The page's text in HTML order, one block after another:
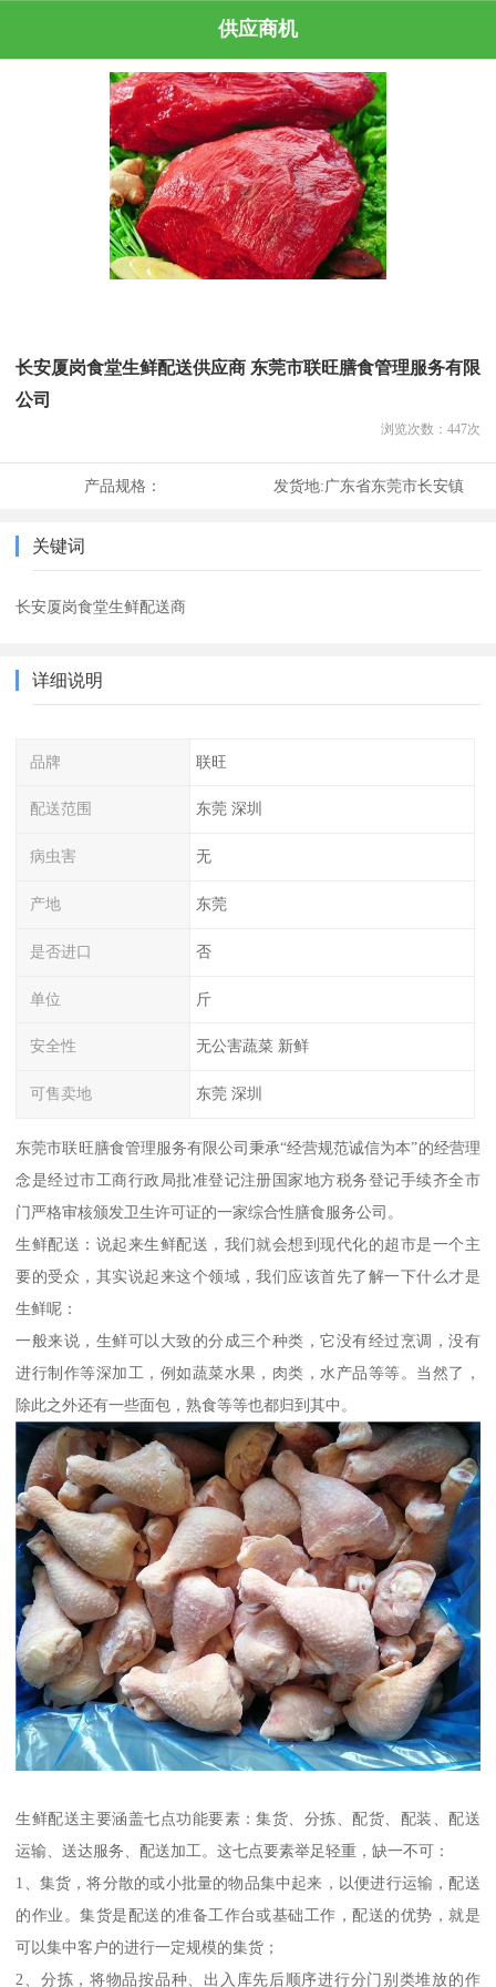
供应商机
长安厦岗食堂生鲜配送供应商 东莞市联旺膳食管理服务有限
公司
浏览次数： 447次
产品规格： 发货地:广东省东莞市长安镇
关键词
长安厦岗食堂生鲜配送商
详细说明
品牌 联旺
配送范围 东莞 深圳
病虫害 无
产地 东莞
是否进口 否
单位 斤
安全性 无公害蔬菜 新鲜
可售卖地 东莞 深圳
东莞市联旺膳食管理服务有限公司秉承“经营规范诚信为本”的经营理
念是经过市工商行政局批准登记注册国家地方税务登记手续齐全市
门严格审核颁发卫生许可证的一家综合性膳食服务公司。
生鲜配送：说起来生鲜配送，我们就会想到现代化的超市是一个主
要的受众，其实说起来这个领域，我们应该首先了解一下什么才是
生鲜呢：
一般来说，生鲜可以大致的分成三个种类，它没有经过烹调，没有
进行制作等深加工，例如蔬菜水果，肉类，水产品等等。当然了，
除此之外还有一些面包，熟食等等也都归到其中。
生鲜配送主要涵盖七点功能要素：集货、分拣、配货、配装、配送
运输、送达服务、配送加工。这七点要素举足轻重，缺一不可：
1、集货，将分散的或小批量的物品集中起来，以便进行运输，配送
的作业。集货是配送的准备工作台或基础工作，配送的优势，就是
可以集中客户的进行一定规模的集货；
2、分拣，将物品按品种、出入库先后顺序进行分门别类堆放的作